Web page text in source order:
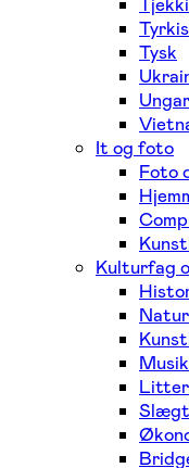
Tysk
It og foto
Foto
Kulturfag